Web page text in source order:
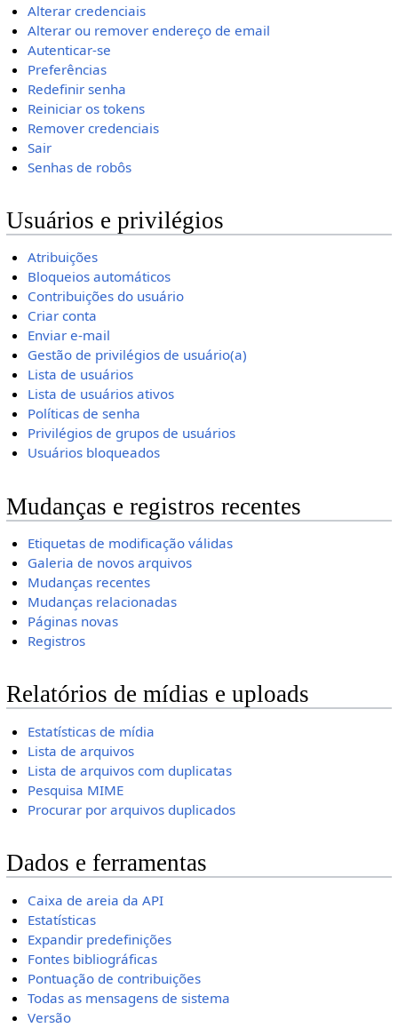
Alterar credenciais
Alterar ou remover endereço de email
Autenticar-se
Preferências
Redefinir senha
Reiniciar os tokens
Remover credenciais
Sair
Senhas de robôs
Usuários e privilégios
Atribuições
Bloqueios automáticos
Contribuições do usuário
Criar conta
Enviar e-mail
Gestão de privilégios de usuário(a)
Lista de usuários
Lista de usuários ativos
Políticas de senha
Privilégios de grupos de usuários
Usuários bloqueados
Mudanças e registros recentes
Etiquetas de modificação válidas
Galeria de novos arquivos
Mudanças recentes
Mudanças relacionadas
Páginas novas
Registros
Relatórios de mídias e uploads
Estatísticas de mídia
Lista de arquivos
Lista de arquivos com duplicatas
Pesquisa MIME
Procurar por arquivos duplicados
Dados e ferramentas
Caixa de areia da API
Estatísticas
Expandir predefinições
Fontes bibliográficas
Pontuação de contribuições
Todas as mensagens de sistema
Versão